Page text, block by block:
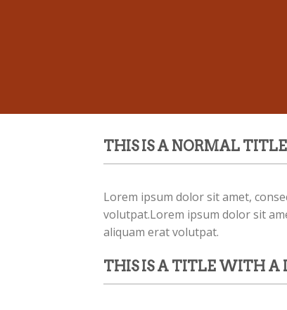
THIS IS A NORMAL TITLE
Lorem ipsum dolor sit amet,
volutpat.Lorem ipsum dolor sit
aliquam erat volutpat.
THIS IS A TITLE WITH A